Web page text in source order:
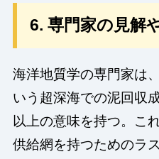
6. 専門家の見解
海洋地質学の専門家は
いう超深海での泥回収
以上の意味を持つ。こ
供給網を持つためのラ